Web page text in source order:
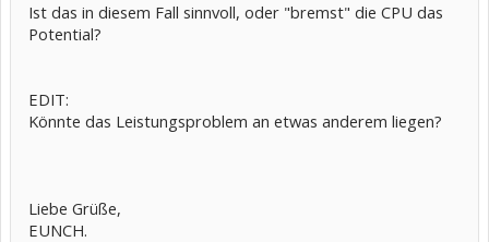
Ist das in diesem Fall sinnvoll, oder "bremst" die CPU das
Potential?
EDIT:
Könnte das Leistungsproblem an etwas anderem liegen?
Liebe Grüße,
EUNCH.